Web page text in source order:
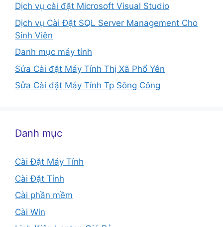
Dịch vụ cài đặt Microsoft Visual Studio
Dịch vụ Cài Đặt SQL Server Management Cho
Sinh Viên
Danh mục máy tính
Sửa Cài đặt Máy Tính Thị Xã Phổ Yên
Sửa Cài đặt Máy Tính Tp Sông Công
Danh mục
Cài Đặt Máy Tính
Cài Đặt Tỉnh
Cài phần mềm
Cài Win